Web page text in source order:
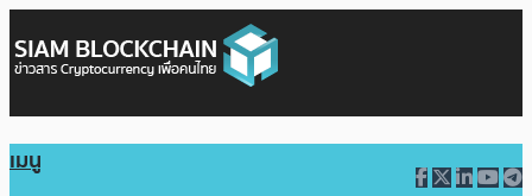
เมนู